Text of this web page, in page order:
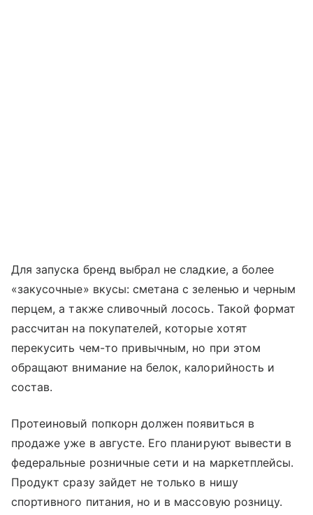
Для запуска бренд выбрал не сладкие, а более
«закусочные» вкусы: сметана с зеленью и черным
перцем, а также сливочный лосось. Такой формат
рассчитан на покупателей, которые хотят
перекусить чем-то привычным, но при этом
обращают внимание на белок, калорийность и
состав.
Протеиновый попкорн должен появиться в
продаже уже в августе. Его планируют вывести в
федеральные розничные сети и на маркетплейсы.
Продукт сразу зайдет не только в нишу
спортивного питания, но и в массовую розницу.